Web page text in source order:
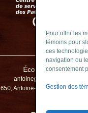
Pour offrir les
témoins pour
ces
navigation ou
consentement
Gestion des
École Antoine-
650, Antoine-Girouard,